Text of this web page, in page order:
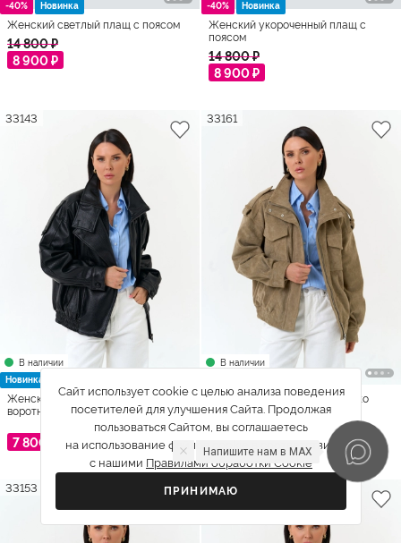
-40%
Новинка
Женский светлый плащ с поясом
14 800 ₽
8 900 ₽
-40%
Новинка
Женский укороченный плащ с
поясом
14 800 ₽
8 900 ₽
В наличии
Новинка
33143
Женская куртка из эко кожи с
воротником стойкой
7 800 ₽
В наличии
33161
Женская куртка бомбер из эко
замши
33153 33149
Сайт использует cookie с целью анализа поведения
посетителей для улучшения Сайта. Продолжая
пользоваться Сайтом, вы соглашаетесь
на использование файлов cookie в соответствии
с нашими Правилами обработки Cookie
ПРИНИМАЮ
Напишите нам в Telegram